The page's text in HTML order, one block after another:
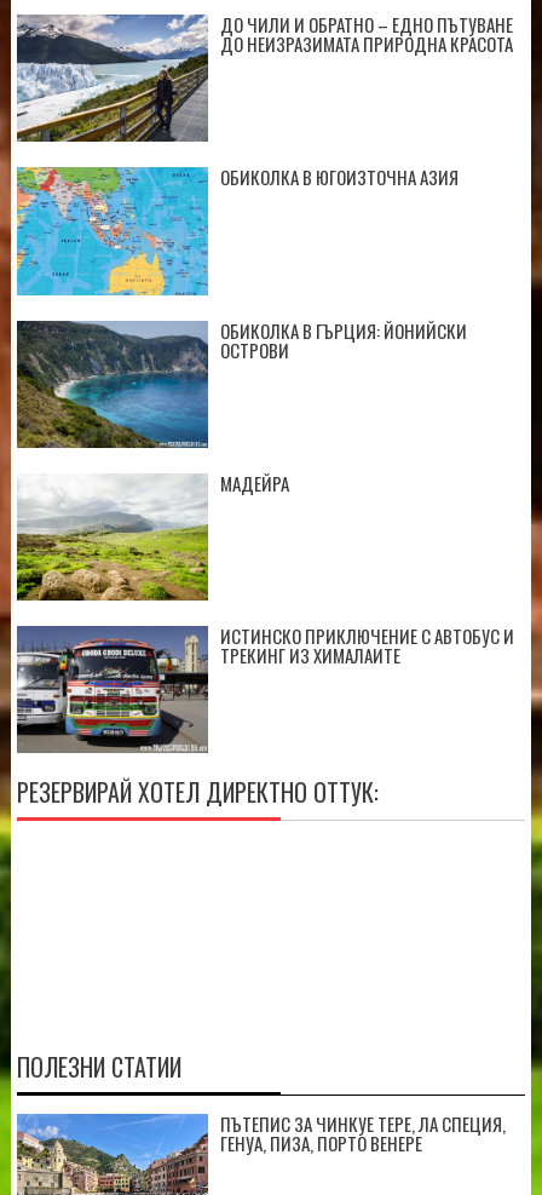
ДО ЧИЛИ И ОБРАТНО – ЕДНО ПЪТУВАНЕ
ДО НЕИЗРАЗИМАТА ПРИРОДНА КРАСОТА
ОБИКОЛКА В ЮГОИЗТОЧНА АЗИЯ
ОБИКОЛКА В ГЪРЦИЯ: ЙОНИЙСКИ
ОСТРОВИ
МАДЕЙРА
ИСТИНСКО ПРИКЛЮЧЕНИЕ С АВТОБУС И
ТРЕКИНГ ИЗ ХИМАЛАИТЕ
РЕЗЕРВИРАЙ ХОТЕЛ ДИРЕКТНО ОТТУК:
ПОЛЕЗНИ СТАТИИ
ПЪТЕПИС ЗА ЧИНКУЕ ТЕРЕ, ЛА СПЕЦИЯ,
ГЕНУА, ПИЗА, ПОРТО ВЕНЕРЕ